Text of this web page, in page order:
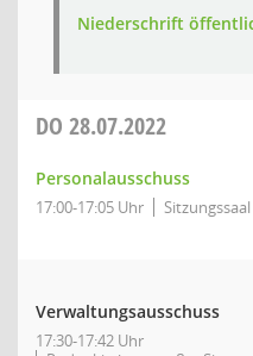
Niederschrift
DO 28.07.2022
Personalausschuss
17:00-17:05 Uhr
Verwaltungsausschuss
17:30-17:42 Uhr